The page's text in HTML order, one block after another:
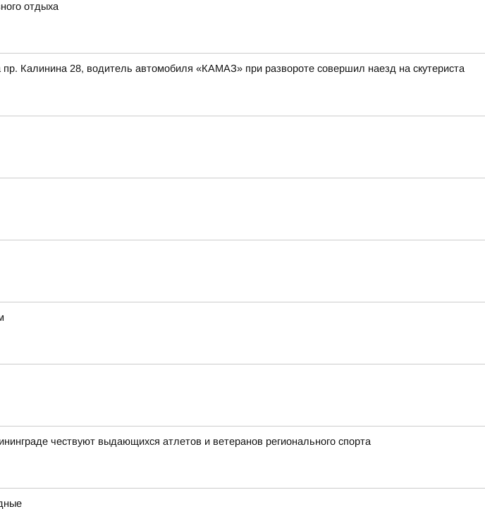
отдыха
Калинина 28, водитель автомобиля «КАМАЗ» при развороте совершил наезд на скутериста
чествуют выдающихся атлетов и ветеранов регионального спорта